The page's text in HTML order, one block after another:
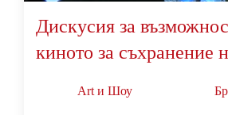
Дискусия за
киното за съхранение
Art и Шоу